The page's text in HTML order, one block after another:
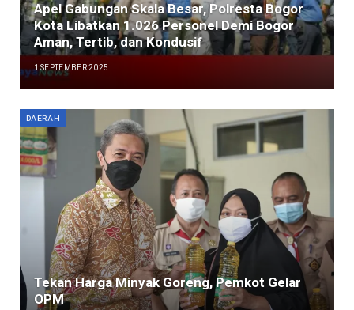
Apel Gabungan Skala Besar, Polresta Bogor
Kota Libatkan 1.026 Personel Demi Bogor
Aman, Tertib, dan Kondusif
1 SEPTEMBER 2025
DAERAH
Tekan Harga Minyak Goreng, Pemkot Gelar
OPM